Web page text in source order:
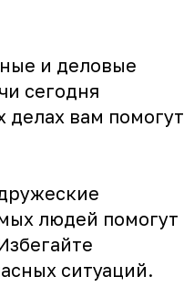
и деловые
сегодня
делах вам помогут
людей помогут
ситуаций.